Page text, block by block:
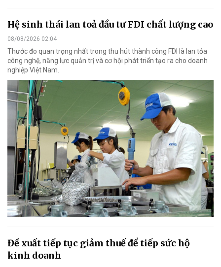
Hệ sinh thái lan toả đầu tư FDI chất lượng cao
08/08/2026 02:04
Thước đo quan trọng nhất trong thu hút thành công FDI là lan tỏa
công nghệ, năng lực quản trị và cơ hội phát triển tạo ra cho doanh
nghiệp Việt Nam.
Đề xuất tiếp tục giảm thuế để tiếp sức hộ
kinh doanh